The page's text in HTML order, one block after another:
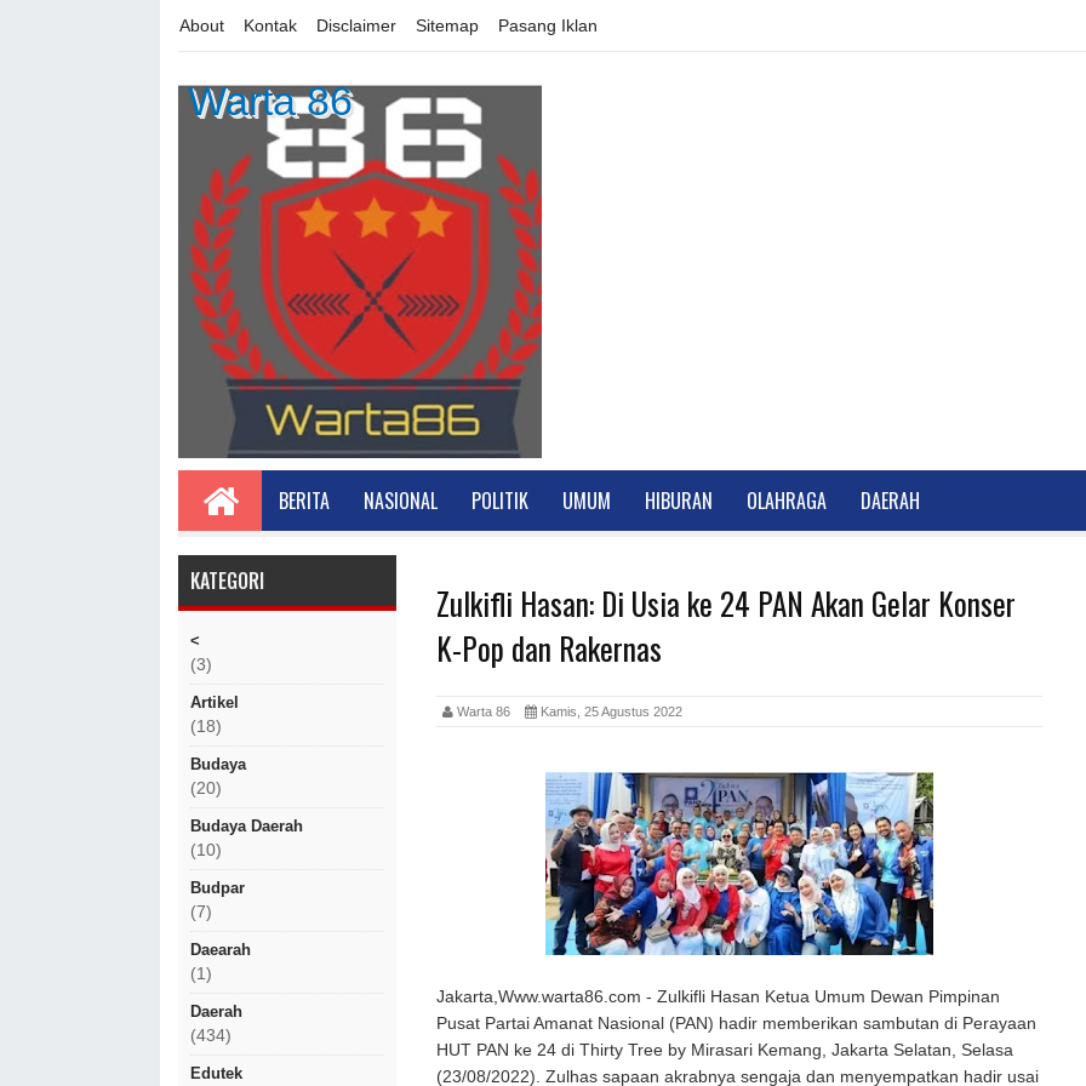
About Kontak Disclaimer Sitemap Pasang Iklan
Warta 86
BERITA NASIONAL POLITIK UMUM HIBURAN OLAHRAGA DAERAH
KATEGORI
<
(3)
Artikel
(18)
Budaya
(20)
Budaya Daerah
(10)
Budpar
(7)
Daearah
(1)
Daerah
(434)
Edutek
Zulkifli Hasan: Di Usia ke 24 PAN Akan Gelar Konser
K-Pop dan Rakernas
Warta 86 Kamis, 25 Agustus 2022
Jakarta,Www.warta86.com - Zulkifli Hasan Ketua Umum Dewan Pimpinan
Pusat Partai Amanat Nasional (PAN) hadir memberikan sambutan di Perayaan
HUT PAN ke 24 di Thirty Tree by Mirasari Kemang, Jakarta Selatan, Selasa
(23/08/2022). Zulhas sapaan akrabnya sengaja dan menyempatkan hadir usai